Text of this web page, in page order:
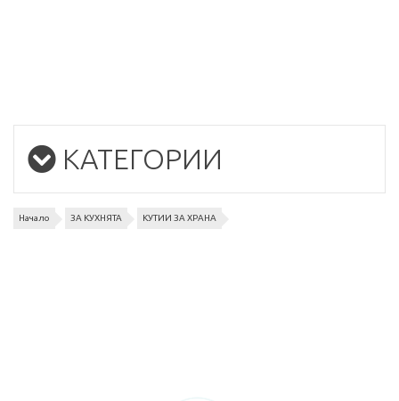
КАТЕГОРИИ
Начало ЗА КУХНЯТА КУТИИ ЗА ХРАНА